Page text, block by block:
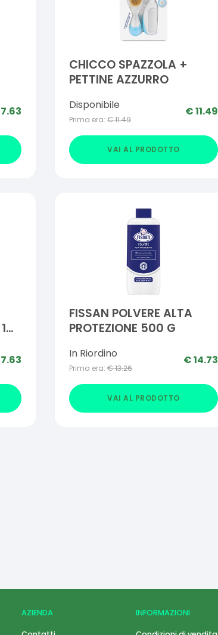
7.63
CHICCO SPAZZOLA +
PETTINE AZZURRO
Disponibile
Prima era: €11.49
€11.49
VAI AL PRODOTTO
7.63
FISSAN POLVERE ALTA
PROTEZIONE 500 G
In Riordino
Prima era: €13.26
€14.73
VAI AL PRODOTTO
AZIENDA INFORMAZIONI